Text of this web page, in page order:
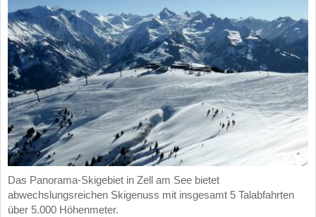
Das Panorama-Skigebiet in Zell am See bietet
abwechslungsreichen Skigenuss mit insgesamt 5 Talabfahrten
über 5.000 Höhenmeter.